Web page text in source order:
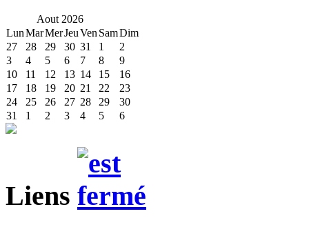
Aout 2026
LunMarMerJeuVen SamDim
27
28 29 30 31 1
2
3
4 5 6 7 8
9
10
11 12 13 14 15
16
17
18 19 20 21 22
23
24
25 26 27 28 29
30
31
1 2 3 4 5 6
Liens